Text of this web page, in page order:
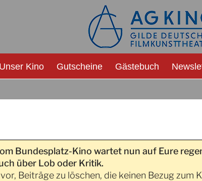
Unser Kino Gutscheine Gästebuch
Bundesplatz-Kino wartet nun auf Eure
über Lob oder Kritik.
Beiträge zu löschen, die keinen Bezug zum